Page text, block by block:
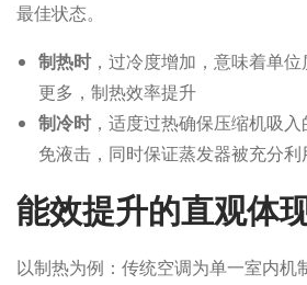
最佳状态。
制热时 ，过冷度增加，意味着单
更多，制热效率提升
制冷时 ，适度过热确保压缩机吸
免液击，同时保证蒸发器被充分利
能效提升的直观体
以制热为例：传统空调为单一室内机